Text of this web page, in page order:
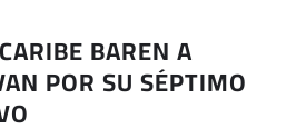
BAREN A
POR SU SÉPTIMO